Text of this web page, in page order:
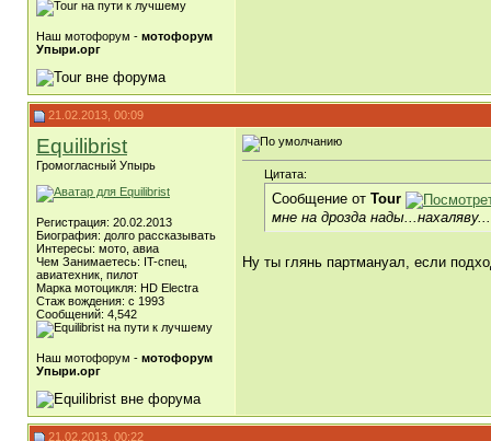
Наш мотофорум - мотофорум
Упыри.орг
21.02.2013, 00:09
Equilibrist
Громогласный Упырь
Регистрация: 20.02.2013
Биография: долго рассказывать
Интересы: мото, авиа
Чем Занимаетесь: IT-спец,
авиатехник, пилот
Марка мотоцикля: HD Electra
Стаж вождения: c 1993
Сообщений: 4,542
Наш мотофорум - мотофорум
Упыри.орг
Цитата:
Сообщение от Tour
мне на дрозда нады...нахаляву...
Ну ты глянь партмануал, если
21.02.2013, 00:22